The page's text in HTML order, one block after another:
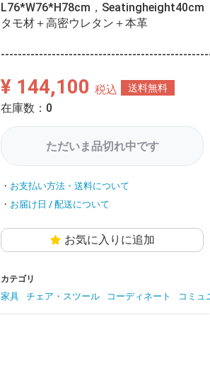
L76*W76*H78cm，Seatingheight40cm
タモ材＋高密ウレタン＋本革
¥ 144,100 税込 送料無料
在庫数：0
ただいま品切れ中です
お支払い方法・送料について
お届け日 / 配送について
お気に入りに追加
カテゴリ
家具 チェア・スツール コーディネート コミュ